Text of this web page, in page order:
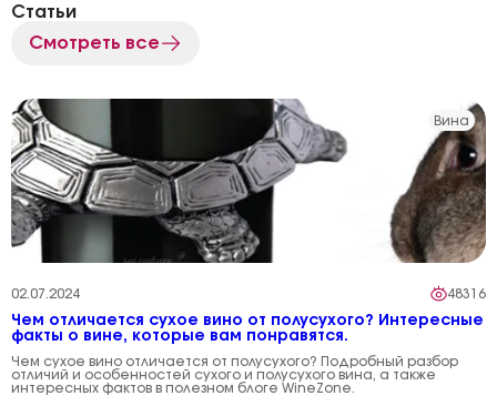
Статьи
Смотреть все
Вина
02.07.2024 48316
Чем отличается сухое вино от полусухого? Интересные
факты о вине, которые вам понравятся.
Чем сухое вино отличается от полусухого? Подробный разбор
отличий и особенностей сухого и полусухого вина, а также
интересных фактов в полезном блоге WineZone.